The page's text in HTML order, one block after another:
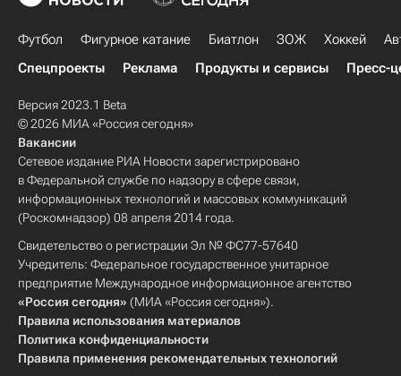
Футбол Фигурное катание Биатлон ЗОЖ Хоккей
Спецпроекты
Реклама Продукты и сервисы Пресс-
Версия 2023.1 Beta
© 2026 МИА «Россия сегодня»
Вакансии
Сетевое издание РИА Новости зарегистрировано
в Федеральной службе по надзору в сфере связи,
информационных технологий и массовых коммуникаций
(Роскомнадзор) 08 апреля 2014 года.
Свидетельство о регистрации Эл № ФС77-57640
Учредитель: Федеральное государственное унитарное
предприятие Международное информационное агентство
«Россия сегодня» (МИА «Россия сегодня»).
Правила использования материалов
Политика конфиденциальности
Правила применения рекомендательных технологий